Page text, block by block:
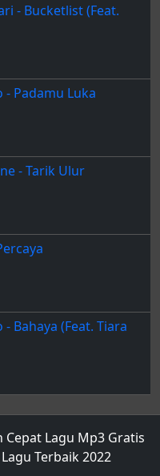
- Bucketlist (Feat.
- Padamu Luka
- Tarik Ulur
Bahaya (Feat. Tiara
Lagu Mp3 Gratis
Terbaik 2022